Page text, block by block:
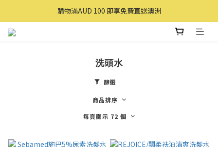
購買滿 $100 即享免費送貨(香港本地)
購物滿AUD 100 即享免費直送澳洲
洗頭水
篩選
商品排序
每頁顯示 72 個